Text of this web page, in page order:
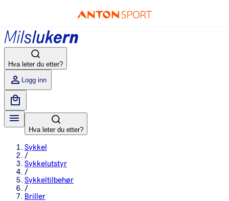
Hva leter du etter?
Logg inn
Hva leter du etter?
Sykkel
/
Sykkelutstyr
/
Sykkeltilbehør
/
Briller